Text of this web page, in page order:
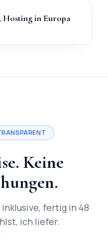
in Europa
Keine
fertig in 48
ich liefer.